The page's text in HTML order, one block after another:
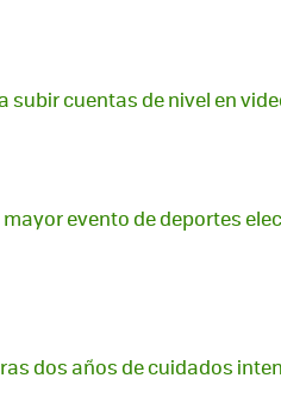
subir cuentas de nivel en
evento de deportes
dos años de cuidados